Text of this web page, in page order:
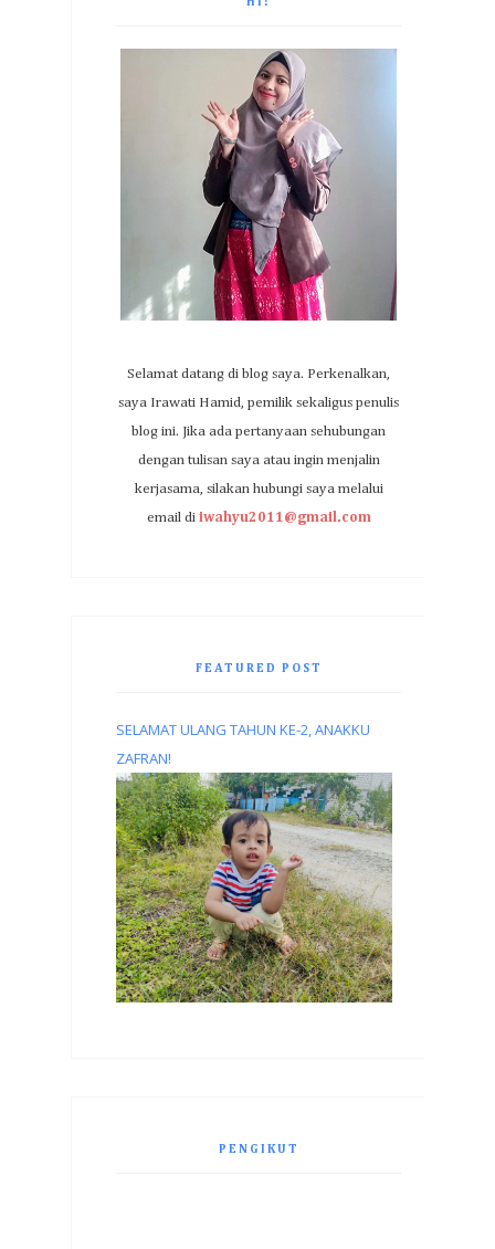
Selamat datang di blog saya. Perkenalkan,
saya Irawati Hamid, pemilik sekaligus penulis
blog ini. Jika ada pertanyaan sehubungan
dengan tulisan saya atau ingin menjalin
kerjasama, silakan hubungi saya melalui
email di iwahyu2011@gmail.com
FEATURED POST
SELAMAT ULANG TAHUN KE-2, ANAKKU
ZAFRAN!
PENGIKUT